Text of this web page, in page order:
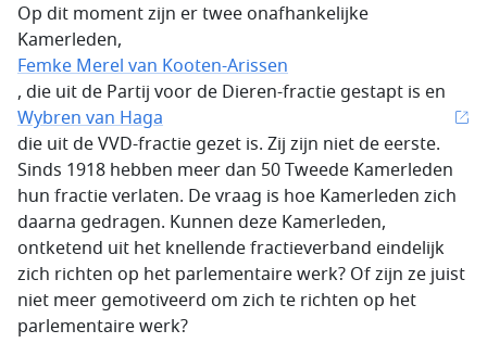
Op dit moment zijn er twee onafhankelijke
Kamerleden,
Femke Merel van Kooten-Arissen
, die uit de Partij voor de Dieren-fractie gestapt is en
Wybren van Haga
die uit de VVD-fractie gezet is. Zij zijn niet de eerste.
Sinds 1918 hebben meer dan 50 Tweede Kamerleden
hun fractie verlaten. De vraag is hoe Kamerleden zich
daarna gedragen. Kunnen deze Kamerleden,
ontketend uit het knellende fractieverband eindelijk
zich richten op het parlementaire werk? Of zijn ze juist
niet meer gemotiveerd om zich te richten op het
parlementaire werk?